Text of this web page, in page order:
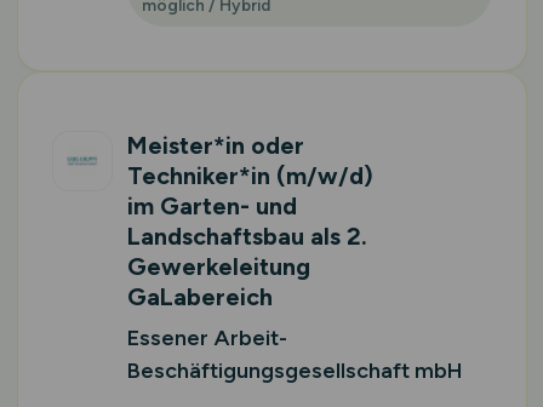
möglich / Hybrid
Meister*in oder
Techniker*in (m/w/d)
im Garten- und
Landschaftsbau als 2.
Gewerkeleitung
GaLabereich
Essener Arbeit-
Beschäftigungsgesellschaft mbH